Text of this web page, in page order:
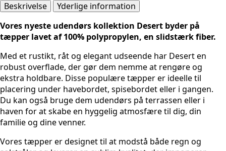
Beskrivelse
Yderlige information
Vores nyeste udendørs kollektion Desert byder på
tæpper lavet af 100% polypropylen, en slidstærk fiber.
Med et rustikt, råt og elegant udseende har Desert en
robust overflade, der gør dem nemme at rengøre og
ekstra holdbare. Disse populære tæpper er ideelle til
placering under havebordet, spisebordet eller i gangen.
Du kan også bruge dem udendørs på terrassen eller i
haven for at skabe en hyggelig atmosfære til dig, din
familie og dine venner.
Vores tæpper er designet til at modstå både regn og